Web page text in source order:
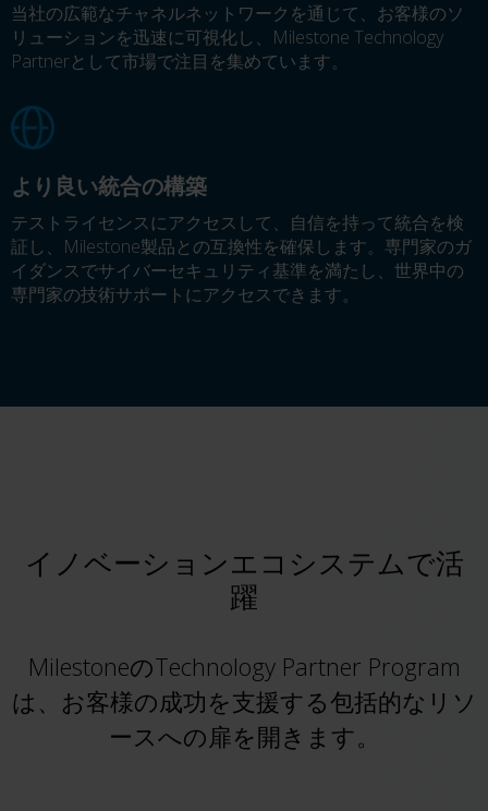
当社の広範なチャネルネットワークを通じて、お客様のソ
リューションを迅速に可視化し、Milestone Technology
Partnerとして市場で注目を集めています。
より良い統合の構築
テストライセンスにアクセスして、自信を持って統合を検
証し、Milestone製品との互換性を確保します。専門家のガ
イダンスでサイバーセキュリティ基準を満たし、世界中の
専門家の技術サポートにアクセスできます。
イノベーションエコシステムで活
躍
MilestoneのTechnology Partner Program
は、お客様の成功を支援する包括的なリソ
ースへの扉を開きます。